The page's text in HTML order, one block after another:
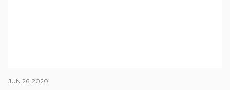
JUN 26, 2020